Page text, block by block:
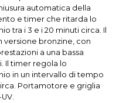
automatica della
e timer che ritarda lo
tra i 3 e i 20 minuti circa. Il
versione bronzine, con
a una bassa
Il timer regola lo
in un intervallo di tempo
Portamotore e griglia